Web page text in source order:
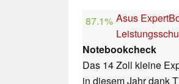
87.1% Asus
Notebookcheck
Das 14 Zoll kleine
in diesem Jahr dank